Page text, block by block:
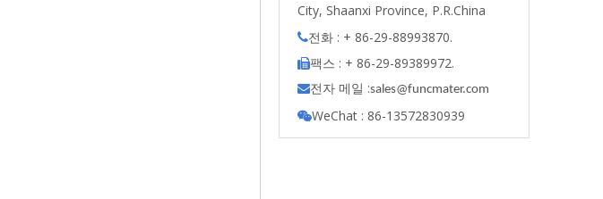
City, Shaanxi Province, P.R.China
전화 : + 86-29-88993870.
팩스 : + 86-29-89389972.
전자 메일 :sales@funcmater.com
WeChat : 86-13572830939